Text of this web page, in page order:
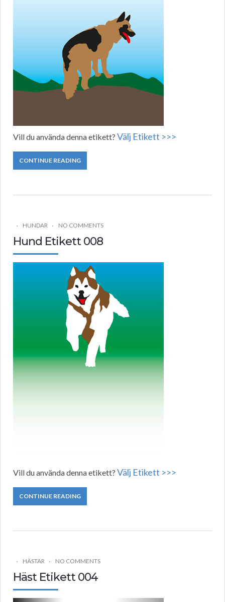
Vill du använda denna etikett? Välj Etikett >>>
CONTINUE READING
HUNDAR NO COMMENTS
Hund Etikett 008
Vill du använda denna etikett? Välj Etikett >>>
CONTINUE READING
HÄSTAR NO COMMENTS
Häst Etikett 004